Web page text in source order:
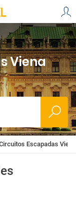
Viena
Escapadas Viena